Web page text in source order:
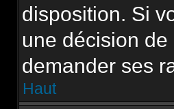
disposition. Si
une décision de
demander ses
Haut